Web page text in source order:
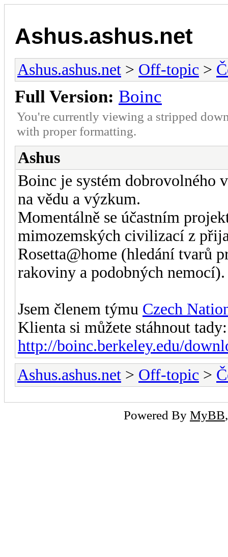
Ashus.ashus.net
Ashus.ashus.net > Off-topic >
Full Version: Boinc
You're currently viewing a stripped
with proper formatting.
Ashus
Boinc je systém dobrovolného
na vědu a výzkum.
Momentálně se účastním
mimozemských civilizací z
Rosetta@home (hledání tvarů
rakoviny a podobných nemocí).
Jsem členem týmu Czech
Klienta si můžete stáhnout tady:
http://boinc.berkeley.edu/
Ashus.ashus.net > Off-topic >
Powered By MyBB